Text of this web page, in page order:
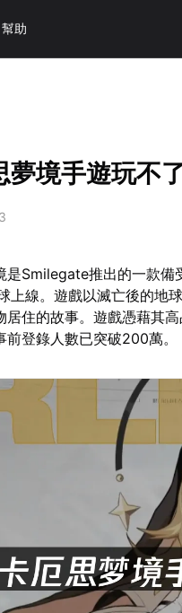
幫助
夢境手遊玩不
是Smilegate推出的一款
上線。遊戲以滅亡後的地
居住的故事。遊戲憑藉其
前登錄人數已突破200萬。